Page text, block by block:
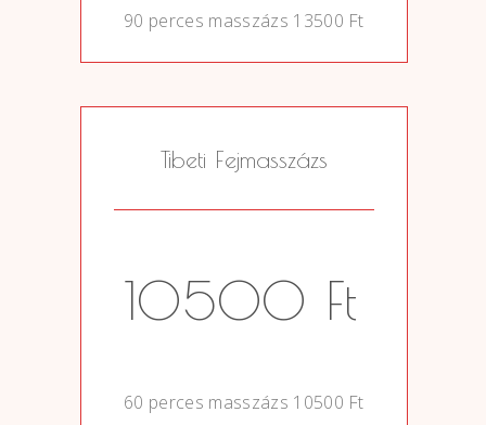
90 perces masszázs 13500 Ft
Tibeti Fejmasszázs
10500 Ft
60 perces masszázs 10500 Ft